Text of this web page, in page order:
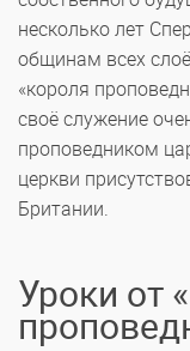
несколько лет
общинам всех
«короля
своё служение
проповедником
церкви
Британии.
Уроки от